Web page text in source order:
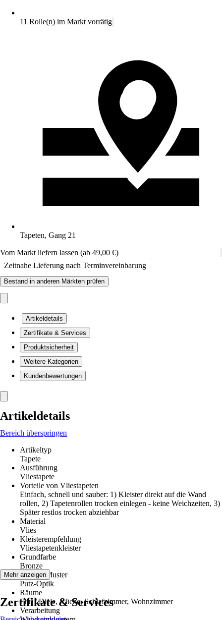
11 Rolle(n) im Markt vorrätig
Tapeten, Gang 21
Vom Markt liefern lassen (ab 49,00 €)
Zeitnahe Lieferung nach Terminvereinbarung
Bestand in anderen Märkten prüfen
Artikeldetails
Zertifikate & Services
Produktsicherheit
Weitere Kategorien
Kundenbewertungen
Artikeldetails
Bereich überspringen
Artikeltyp
Tapete
Ausführung
Vliestapete
Vorteile von Vliestapeten
Einfach, schnell und sauber: 1) Kleister direkt auf die Wand
rollen, 2) Tapetenrollen trocken einlegen - keine Weichzeiten, 3)
Später restlos trocken abziehbar
Material
Vlies
Kleisterempfehlung
Vliestapetenkleister
Grundfarbe
Bronze
Dekor / Muster
Putz-Optik
Räume
Flur / Diele, Küche, Schlafzimmer, Wohnzimmer
Verarbeitung
Mehr anzeigen
Zertifikate & Services